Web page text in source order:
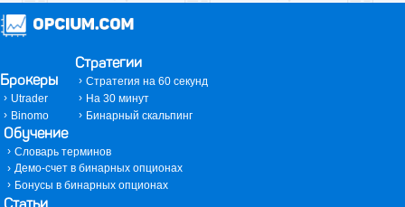
Брокеры
Utrader
Binomo
Стратегии
Стратегия на 60 секунд
На 30 минут
Бинарный скальпинг
Обучение
Словарь терминов
Демо-счет в бинарных опционах
Бонусы в бинарных опционах
Статьи